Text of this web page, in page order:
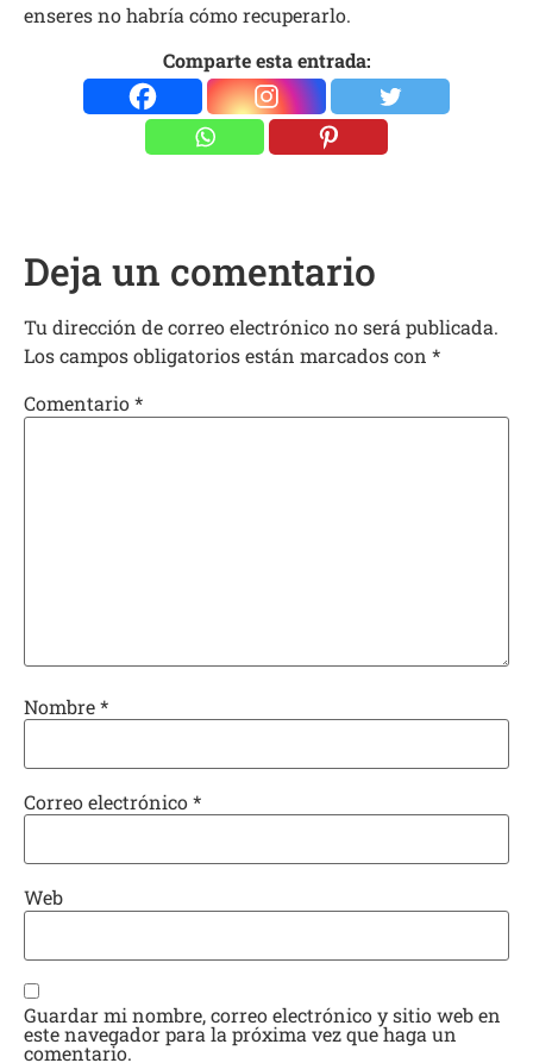
enseres no habría cómo recuperarlo.
Comparte esta entrada:
Deja un comentario
Tu dirección de correo electrónico no será publicada.
Los campos obligatorios están marcados con *
Comentario*
Nombre*
Correo electrónico*
Web
Guardar mi nombre, correo electrónico y sitio web en
este navegador para la próxima vez que haga un
comentario.